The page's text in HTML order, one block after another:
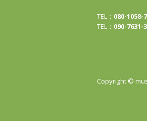
TEL： 080-1058-
TEL： 090-7631-
Copyright ©